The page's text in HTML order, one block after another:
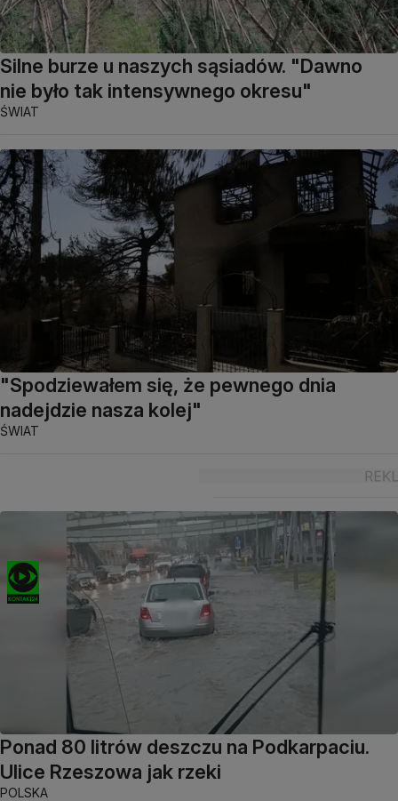
Silne burze u naszych sąsiadów. "Dawno
nie było tak intensywnego okresu"
ŚWIAT
"Spodziewałem się, że pewnego dnia
nadejdzie nasza kolej"
ŚWIAT
Ponad 80 litrów deszczu na Podkarpaciu.
Ulice Rzeszowa jak rzeki
POLSKA